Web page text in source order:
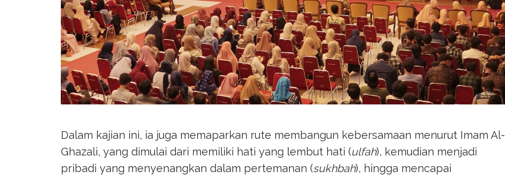
Dalam kajian ini, ia juga memaparkan rute membangun kebersamaan menurut Imam Al-
Ghazali, yang dimulai dari memiliki hati yang lembut hati (ulfah), kemudian menjadi
pribadi yang menyenangkan dalam pertemanan (sukhbah), hingga mencapai